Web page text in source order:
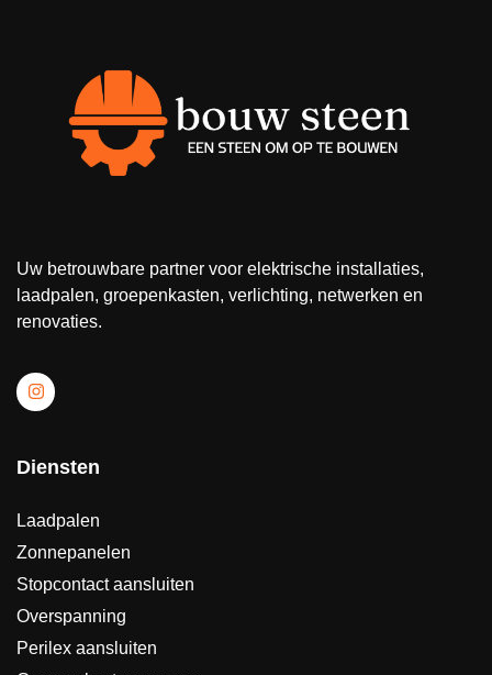
Uw betrouwbare partner voor elektrische installaties,
laadpalen, groepenkasten, verlichting, netwerken en
renovaties.
Diensten
Laadpalen
Zonnepanelen
Stopcontact aansluiten
Overspanning
Perilex aansluiten